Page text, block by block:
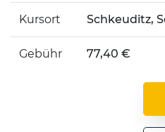
Kursort Schkeuditz,
Gebühr 77,40 €